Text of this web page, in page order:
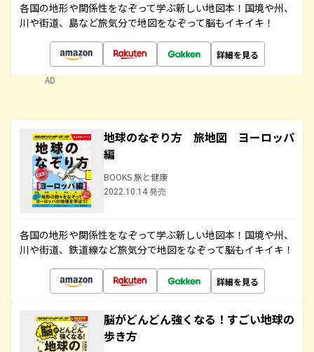
各国の地形や関係性をなぞって学ぶ新しい地図本！国境や州、
川や街道、島など旅気分で地図をなぞって脳もイキイキ！
詳細を見る
AD
地球のなぞり方 旅地図 ヨーロッパ
編
BOOKS 旅と健康
2022.10.14 発売
各国の地形や関係性をなぞって学ぶ新しい地図本！国境や州、
川や街道、鉄道線など旅気分で地図をなぞって脳もイキイキ！
詳細を見る
脳がどんどん強くなる！すごい地球の
歩き方